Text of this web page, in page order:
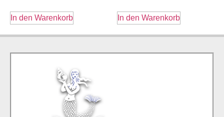
In den Warenkorb In den Warenkorb